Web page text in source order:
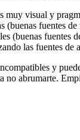
muy visual y
(buenas fuentes
(buenas fuentes
las fuentes de
y
no abrumarte.